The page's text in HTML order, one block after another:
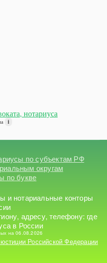
нотариуса
i
по субъектам РФ
округам
по букве
и нотариальные конторы
адресу, телефону: где
в России
на 06.08.2026
Российской Федерации